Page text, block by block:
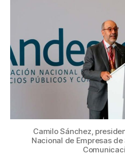
Camilo Sánchez,
Nacional de Empresas